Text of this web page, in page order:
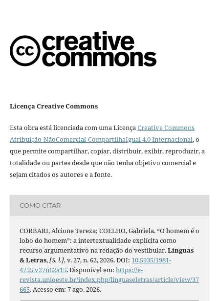
Licença Creative Commons
Esta obra está licenciada com uma LicençaCreative Commons
Atribuição-NãoComercial-CompartilhaIgual 4.0 Internacional, o
que permite compartilhar, copiar, distribuir, exibir, reproduzir, a
totalidade ou partes desde que não tenha objetivo comercial e
sejam citados os autores e a fonte.
COMO CITAR
CORBARI, Alcione Tereza; COELHO, Gabriela. “O homem é o
lobo do homem”: a intertextualidade explícita como
recurso argumentativo na redação do vestibular.Línguas
& Letras,[S. l.], v. 27, n. 62, 2026. DOI: 10.5935/1981-
4755.v27n62a15. Disponível em: https://e-
revista.unioeste.br/index.php/linguaseletras/article/view/37
665. Acesso em: 7 ago. 2026.